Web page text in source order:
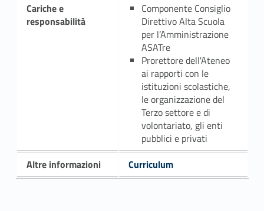
Cariche e
responsabilità
Componente Consiglio
Direttivo Alta Scuola
per l’Amministrazione
ASATre
Prorettore dell'Ateneo
ai rapporti con le
istituzioni scolastiche,
le organizzazione del
Terzo settore e di
volontariato, gli enti
pubblici e privati
Altre informazioni
Curriculum